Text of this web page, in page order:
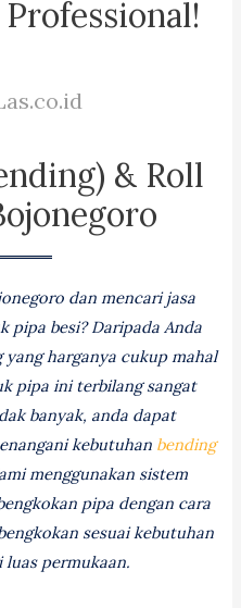
& Roll
dan mencari jasa
besi? Daripada Anda
harganya cukup mahal
pipa ini terbilang sangat
banyak, anda dapat
kebutuhan bending
menggunakan sistem
pipa dengan cara
sesuai kebutuhan
permukaan.